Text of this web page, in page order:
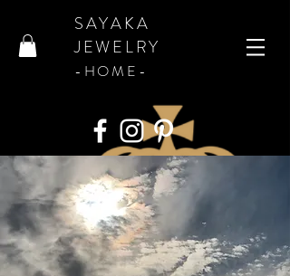
SAYAKA
JEWELRY
​-HOME-